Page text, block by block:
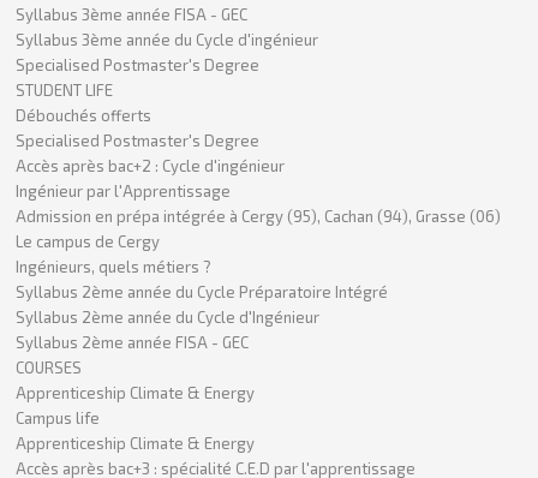
Syllabus 3ème année FISA - GEC
Syllabus 3ème année du Cycle d'ingénieur
Specialised Postmaster's Degree
STUDENT LIFE
Débouchés offerts
Specialised Postmaster's Degree
Accès après bac+2 : Cycle d'ingénieur
Ingénieur par l'Apprentissage
Admission en prépa intégrée à Cergy (95), Cachan (94), Grasse (06)
Le campus de Cergy
Ingénieurs, quels métiers ?
Syllabus 2ème année du Cycle Préparatoire Intégré
Syllabus 2ème année du Cycle d'Ingénieur
Syllabus 2ème année FISA - GEC
COURSES
Apprenticeship Climate & Energy
Campus life
Apprenticeship Climate & Energy
Accès après bac+3 : spécialité C.E.D par l'apprentissage